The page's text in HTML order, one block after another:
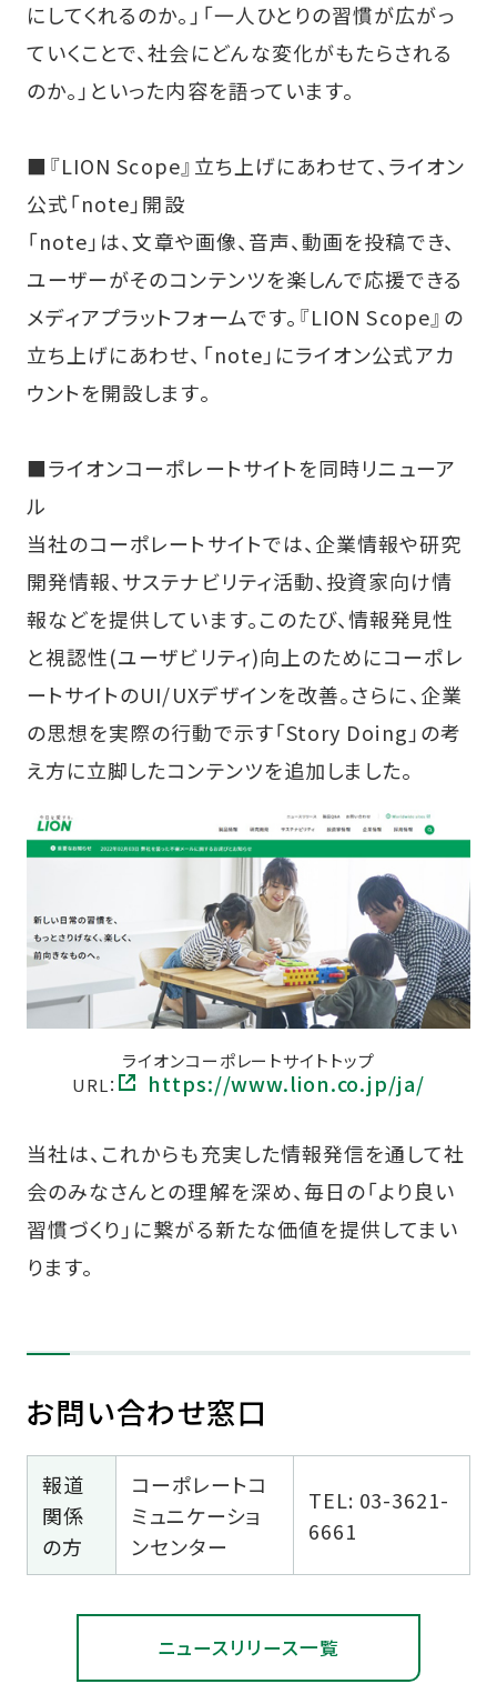
にしてくれるのか。」「一人ひとりの習慣が広がっ
ていくことで、社会にどんな変化がもたらされる
のか。」といった内容を語っています。
■『LION Scope』立ち上げにあわせて、ライオン
公式「note」開設
「note」は、文章や画像、音声、動画を投稿でき、
ユーザーがそのコンテンツを楽しんで応援できる
メディアプラットフォームです。『LION Scope』の
立ち上げにあわせ、「note」にライオン公式アカ
ウントを開設します。
■ライオンコーポレートサイトを同時リニューア
ル
当社のコーポレートサイトでは、企業情報や研究
開発情報、サステナビリティ活動、投資家向け情
報などを提供しています。このたび、情報発見性
と視認性(ユーザビリティ)向上のためにコーポレ
ートサイトのUI/UXデザインを改善。さらに、企業
の思想を実際の行動で示す「Story Doing」の考
え方に立脚したコンテンツを追加しました。
ライオンコーポレートサイトトップ
URL：
https://www.lion.co.jp/ja/
当社は、これからも充実した情報発信を通して社
会のみなさんとの理解を深め、毎日の「より良い
習慣づくり」に繋がる新たな価値を提供してまい
ります。
お問い合わせ窓口
報道
関係
の方
コーポレートコ
ミュニケーショ
ンセンター
TEL: 03-3621-
6661
ニュースリリース一覧